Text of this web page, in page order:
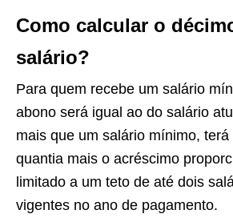
Como calcular o
salário?
Para quem recebe um salário
abono será igual ao do salário
mais que um salário mínimo,
quantia mais o acréscimo
limitado a um teto de até dois
vigentes no ano de pagamento.